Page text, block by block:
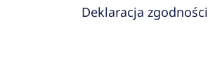
Deklaracja zgodności